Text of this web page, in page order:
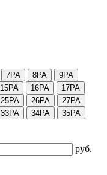
7PA 8PA
9PA
15PA 16PA
17PA
25PA 26PA
27PA
33PA 34PA
35PA
руб.